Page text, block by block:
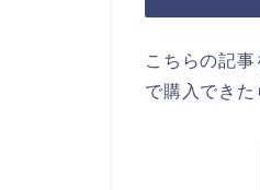
こちらの記
で購入できた